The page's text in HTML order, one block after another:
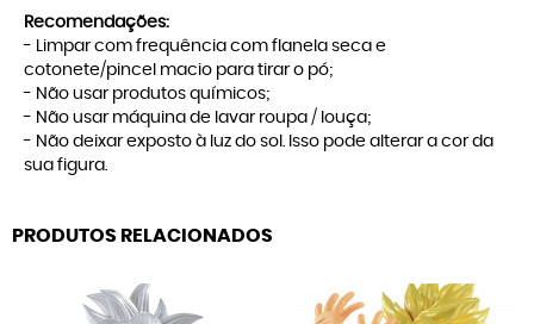
Recomendações:
- Limpar com frequência com flanela seca e
cotonete/pincel macio para tirar o pó;
- Não usar produtos químicos;
- Não usar máquina de lavar roupa / louça;
- Não deixar exposto à luz do sol. Isso pode alterar a cor da
sua figura.
PRODUTOS RELACIONADOS